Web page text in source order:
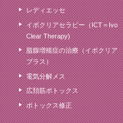
レディエッセ
イボクリアセラピー（ICT＝Ivo
Clear Therapy)
脂腺増殖症の治療（イボクリア
プラス）
電気分解メス
広頚筋ボトックス
ボトックス修正